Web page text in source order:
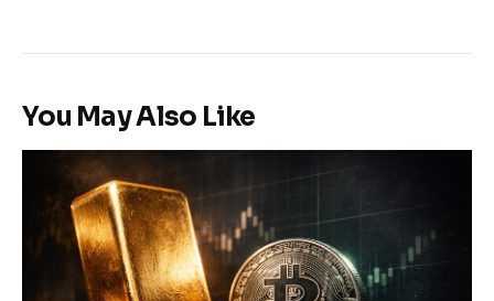
You May Also Like